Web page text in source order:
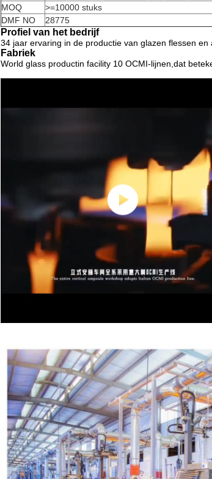
MOQ
>=10000 stuks
DMF NO
28775
Profiel van het bedrijf
34 jaar ervaring in de productie van glazen flessen
Fabriek
World glass productin facility 10 OCMI-lijnen,dat